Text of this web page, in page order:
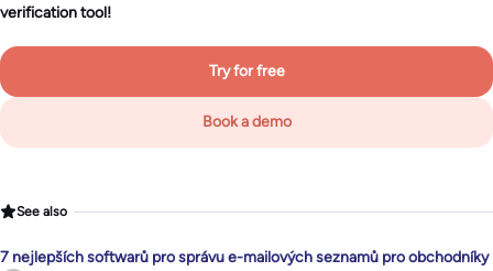
verification tool!
Try for free
Book a demo
See also
7 nejlepších softwarů pro správu e-mailových seznamů pro obchodníky